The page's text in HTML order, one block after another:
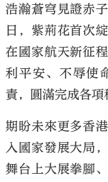
浩瀚蒼穹見證赤
日，紫荊花首次
在國家航天新征
利平安、不辱使
責，圓滿完成各項
期盼未來更多香
入國家發展大局
舞台上大展拳腳